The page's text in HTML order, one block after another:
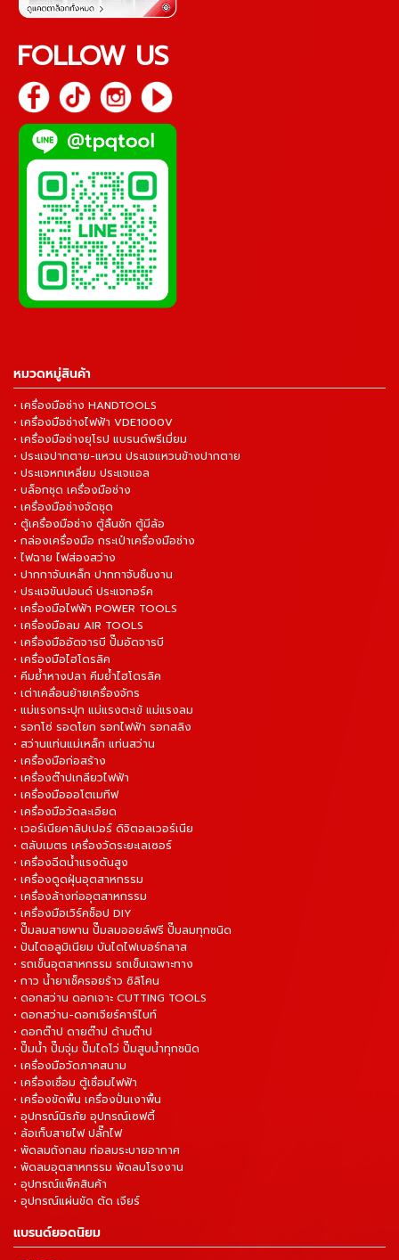
FOLLOW US
หมวดหมู่สินค้า
• เครื่องมือช่าง HANDTOOLS
• เครื่องมือช่างไฟฟ้า VDE1000V
• เครื่องมือช่างยุโรป แบรนด์พรีเมี่ยม
• ประแจปากตาย-แหวน ประแจแหวนข้างปากตาย
• ประแจหกเหลี่ยม ประแจแอล
• บล็อกชุด เครื่องมือช่าง
• เครื่องมือช่างจัดชุด
• ตู้เครื่องมือช่าง ตู้ลิ้นชัก ตู้มีล้อ
• กล่องเครื่องมือ กระเป๋าเครื่องมือช่าง
• ไฟฉาย ไฟส่องสว่าง
• ปากกาจับเหล็ก ปากกาจับชิ้นงาน
• ประแจขันปอนด์ ประแจทอร์ค
• เครื่องมือไฟฟ้า POWER TOOLS
• เครื่องมือลม AIR TOOLS
• เครื่องมืออัดจารบี ปั๊มอัดจารบี
• เครื่องมือไฮโดรลิค
• คีมย้ำหางปลา คีมย้ำไฮโดรลิค
• เต่าเคลื่อนย้ายเครื่องจักร
• แม่แรงกระปุก แม่แรงตะเข้ แม่แรงลม
• รอกโซ่ รอดโยก รอกไฟฟ้า รอกสลิง
• สว่านแท่นแม่เหล็ก แท่นสว่าน
• เครื่องมือก่อสร้าง
• เครื่องต๊าปเกลียวไฟฟ้า
• เครื่องมือออโตเมทีฟ
• เครื่องมือวัดละเอียด
• เวอร์เนียคาลิปเปอร์ ดิจิตอลเวอร์เนีย
• ตลับเมตร เครื่องวัดระยะเลเซอร์
• เครื่องฉีดน้ำแรงดันสูง
• เครื่องดูดฝุ่นอุตสาหกรรม
• เครื่องล้างท่ออุตสาหกรรม
• เครื่องมือเวิร์คช็อป DIY
• ปั๊มลมสายพาน ปั๊มลมออยล์ฟรี ปั๊มลมทุกชนิด
• ปันไดอลูมิเนียม บันไดไฟเบอร์กลาส
• รถเข็นอุตสาหกรรม รถเข็นเฉพาะทาง
• กาว น้ำยาเช็ครอยร้าว ซิลิโคน
• ดอกสว่าน ดอกเจาะ CUTTING TOOLS
• ดอกสว่าน-ดอกเจียร์คาร์ไบท์
• ดอกต๊าป ดายต๊าป ด้ามต๊าป
• ปั๊มน้ำ ปั๊มจุ่ม ปั๊มไดโว่ ปั๊มสูบน้ำทุกชนิด
• เครื่องมือวัดภาคสนาม
• เครื่องเชื่อม ตู้เชื่อมไฟฟ้า
• เครื่องขัดพื้น เครื่องปั่นเงาพื้น
• อุปกรณ์นิรภัย อุปกรณ์เซฟตี้
• ล้อเก็บสายไฟ ปลั๊กไฟ
• พัดลมถังกลม ท่อลมระบายอากาศ
• พัดลมอุตสาหกรรม พัดลมโรงงาน
• อุปกรณ์แพ็คสินค้า
• อุปกรณ์แผ่นขัด ตัด เจียร์
แบรนด์ยอดนิยม